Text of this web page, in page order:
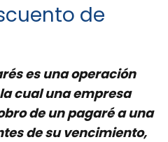
de
es una operación
cual una empresa
de un pagaré a una
de su vencimiento,